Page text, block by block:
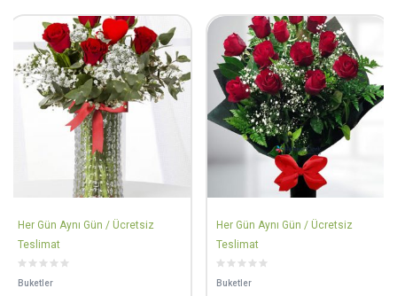
Her Gün Aynı Gün / Ücretsiz
Teslimat
Buketler
Her Gün Aynı Gün / Ücretsiz
Teslimat
Buketler